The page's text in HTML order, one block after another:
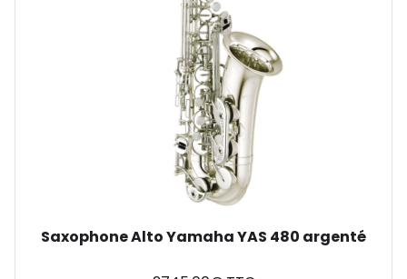
Saxophone Alto Yamaha YAS 480 argenté